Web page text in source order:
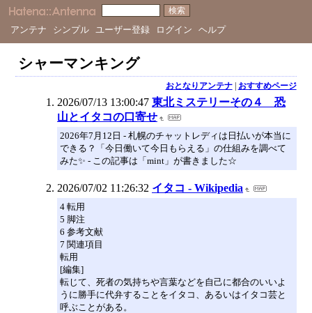
アンテナ シンプル ユーザー登録 ログイン ヘルプ
シャーマンキング
おとなりアンテナ| おすすめページ
2026/07/13 13:00:47 東北ミステリーその４ 恐
山とイタコの口寄せ
2026年7月12日 - 札幌のチャットレディは日払いが本当に
できる？「今日働いて今日もらえる」の仕組みを調べて
みた✨ - この記事は「mint」が書きました☆
2026/07/02 11:26:32 イタコ - Wikipedia
4 転用
5 脚注
6 参考文献
7 関連項目
転用
[編集]
転じて、死者の気持ちや言葉などを自己に都合のいいよ
うに勝手に代弁することをイタコ、あるいはイタコ芸と
呼ぶことがある。